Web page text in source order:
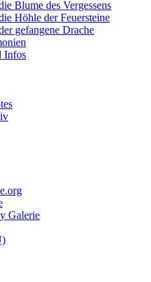
Blume des Vergessens
Höhle der Feuersteine
gefangene Drache
Infos
Galerie